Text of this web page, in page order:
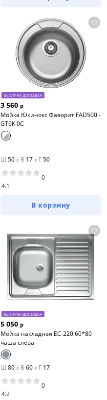
БЫСТРАЯ ДОСТАВКА
3 560 р
Мойка Юкинокс Фаворит FAD500 -
GT6K 0C
Ш 50x В 17x Г50
4.1
0
В корзину
БЫСТРАЯ ДОСТАВКА
5 050 р
Мойка накладная EC-220 60*80
чаша слева
Ш 80x В 60x Г 17
4.2
0